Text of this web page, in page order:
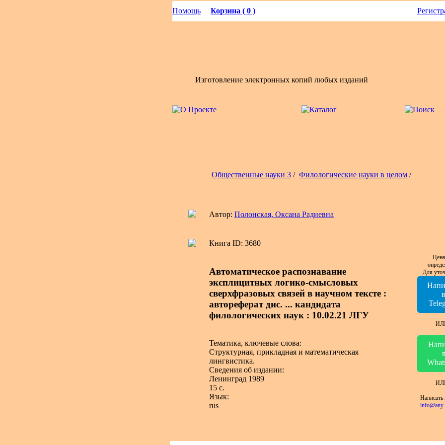
Помощь Корзина ( 0 )
Изготовление электронных копий любых изданий
Общественные науки 3 / Филологические науки в целом /
Автор: Полонская, Оксана Радиевна
Книга ID: 3680
Автоматическое распознавание
эксплицитных логико-смысловых
сверхфразовых связей в научном тексте :
автореферат дис. ... кандидата
филологических наук : 10.02.21 ЛГУ
Тематика, ключевые слова:
Структурная, прикладная и математическая
лингвистика.
Сведения об издании:
Ленинград 1989
15 с.
Язык:
rus
Для
в
в
Написать